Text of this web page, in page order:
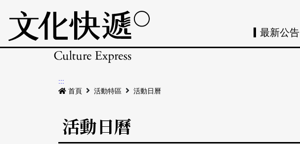
最新公告
:::
首頁
活動特區 活動日曆
活動日曆